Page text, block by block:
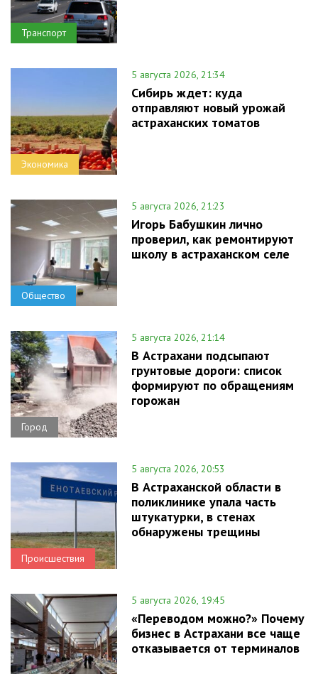
Транспорт
Экономика
5 августа 2026, 21:34
Сибирь ждет: куда
отправляют новый урожай
астраханских томатов
Общество
5 августа 2026, 21:23
Игорь Бабушкин лично
проверил, как ремонтируют
школу в астраханском селе
Город
5 августа 2026, 21:14
В Астрахани подсыпают
грунтовые дороги: список
формируют по обращениям
горожан
Происшествия
5 августа 2026, 20:53
В Астраханской области в
поликлинике упала часть
штукатурки, в стенах
обнаружены трещины
5 августа 2026, 19:45
«Переводом можно?» Почему
бизнес в Астрахани все чаще
отказывается от терминалов